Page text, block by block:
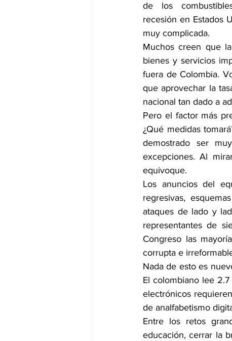
de los
recesión en Estados
muy complicada.
Muchos creen que
bienes y servicios
fuera de Colombia.
que aprovechar la
nacional tan dado a
Pero el factor más
¿Qué medidas
demostrado ser
excepciones. Al
equivoque.
Los anuncios del
regresivas,
ataques de lado y
representantes de
Congreso las
corrupta e
Nada de esto es
El colombiano lee
electrónicos
de analfabetismo
Entre los retos
educación, cerrar la